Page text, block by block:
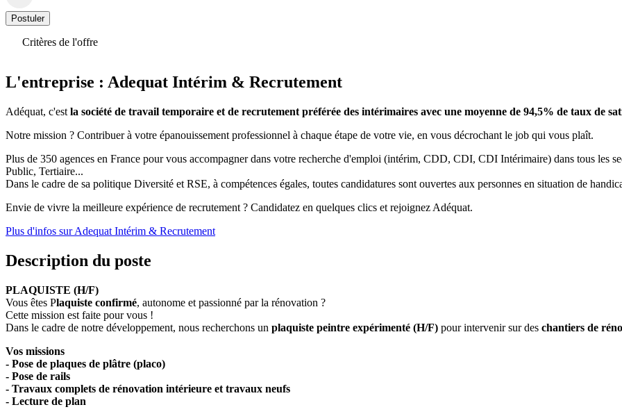
Postuler
Critères de l'offre
L'entreprise : Adequat Intérim & Recrutement
Adéquat, c'est la société de travail temporaire et de recrutement préférée des intérimaires avec une moyenne de 94,5% de taux de
Notre mission ? Contribuer à votre épanouissement professionnel à chaque étape de votre vie, en vous décrochant le job qui vous plaît.
Plus de 350 agences en France pour vous accompagner dans votre recherche d'emploi (intérim, CDD, CDI, CDI Intérimaire) dans tous les
Public, Tertiaire...
Dans le cadre de sa politique Diversité et RSE, à compétences égales, toutes candidatures sont ouvertes aux personnes en situation de
Envie de vivre la meilleure expérience de recrutement ? Candidatez en quelques clics et rejoignez Adéquat.
Plus d'infos sur Adequat Intérim & Recrutement
Description du poste
PLAQUISTE (H/F)
Vous êtes Plaquiste confirmé, autonome et passionné par la rénovation ?
Cette mission est faite pour vous !
Dans le cadre de notre développement, nous recherchons un plaquiste peintre expérimenté (H/F) pour intervenir sur des chantiers de
Vos missions
- Pose de plaques de plâtre (placo)
- Pose de rails
- Travaux complets de rénovation intérieure et travaux neufs
- Lecture de plan